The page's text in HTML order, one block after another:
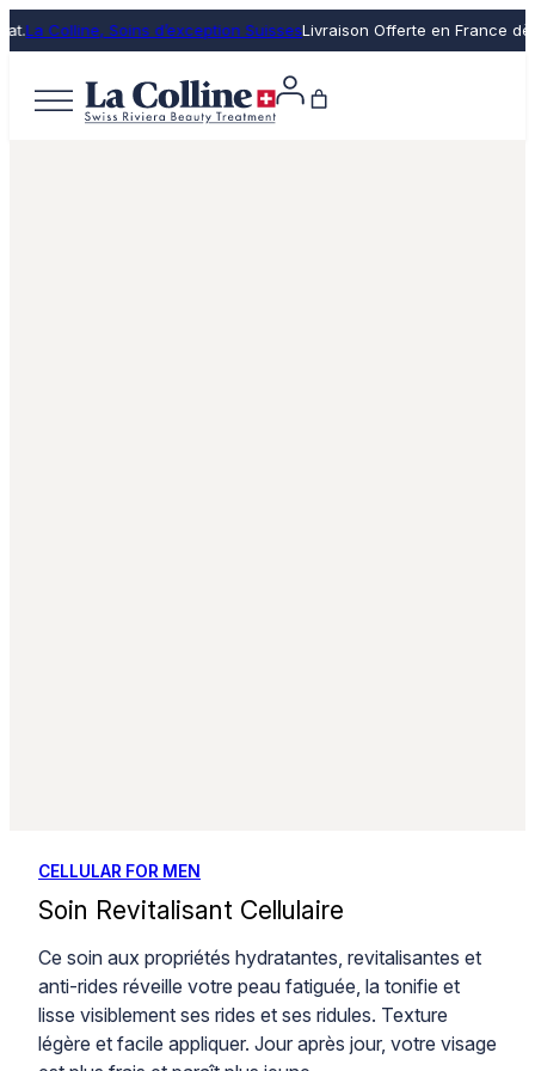
Colline, Soins d’exception SuissesLivraison Offerte en France dès
CELLULAR FOR MEN
Soin Revitalisant Cellulaire
Ce soin aux propriétés hydratantes, revitalisantes et
anti-rides réveille votre peau fatiguée, la tonifie et
lisse visiblement ses rides et ses ridules. Texture
légère et facile appliquer. Jour après jour, votre visage